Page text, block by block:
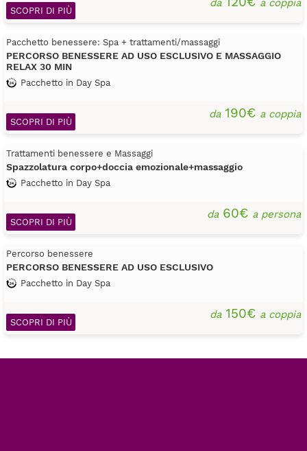
da a coppia
SCOPRI DI PIÙ
Pacchetto benessere: Spa + trattamenti/massaggi
PERCORSO BENESSERE AD USO ESCLUSIVO E MASSAGGIO
RELAX 30 MIN
Pacchetto in Day Spa
da190€ a coppia
SCOPRI DI PIÙ
Trattamenti benessere e Massaggi
Spazzolatura corpo+doccia emozionale+massaggio
Pacchetto in Day Spa
da60€ a persona
SCOPRI DI PIÙ
Percorso benessere
PERCORSO BENESSERE AD USO ESCLUSIVO
Pacchetto in Day Spa
da150€ a coppia
SCOPRI DI PIÙ